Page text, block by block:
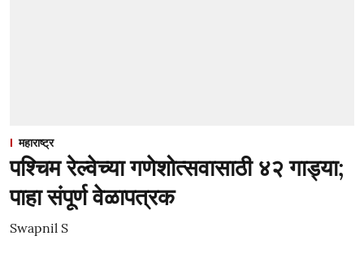
महाराष्ट्र
पश्चिम रेल्वेच्या गणेशोत्सवासाठी ४२ गाड्या;
पाहा संपूर्ण वेळापत्रक
Swapnil S